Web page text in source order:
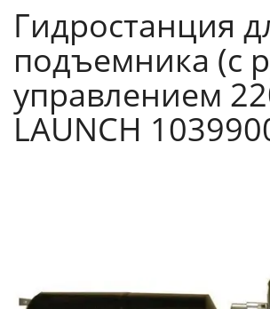
Гидростанция
подъемника (с
управлением
LAUNCH